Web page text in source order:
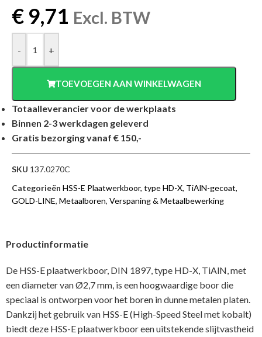
€ 9,71 Excl. BTW
- +
TOEVOEGEN AAN WINKELWAGEN
Totaalleverancier voor de werkplaats
Binnen 2-3 werkdagen geleverd
Gratis bezorging vanaf € 150,-
SKU 137.0270C
Categorieën HSS-E Plaatwerkboor, type HD-X, TiAlN-gecoat,
GOLD-LINE, Metaalboren, Verspaning & Metaalbewerking
Productinformatie
De HSS-E plaatwerkboor, DIN 1897, type HD-X, TiAlN, met
een diameter van Ø2,7 mm, is een hoogwaardige boor die
speciaal is ontworpen voor het boren in dunne metalen platen.
Dankzij het gebruik van HSS-E (High-Speed Steel met kobalt)
biedt deze HSS-E plaatwerkboor een uitstekende slijtvastheid